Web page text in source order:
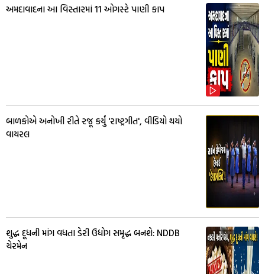
અમદાવાદના આ વિસ્તારમાં 11 ઓગસ્ટે પાણી કાપ
બાળકોએ અનોખી રીતે રજૂ કર્યું 'રાષ્ટ્રગીત', વીડિયો થયો
વાયરલ
શુદ્ધ દૂધની માંગ વધતા ડેરી ઉદ્યોગ સમૃદ્ધ બનશે: NDDB
ચેરમેન